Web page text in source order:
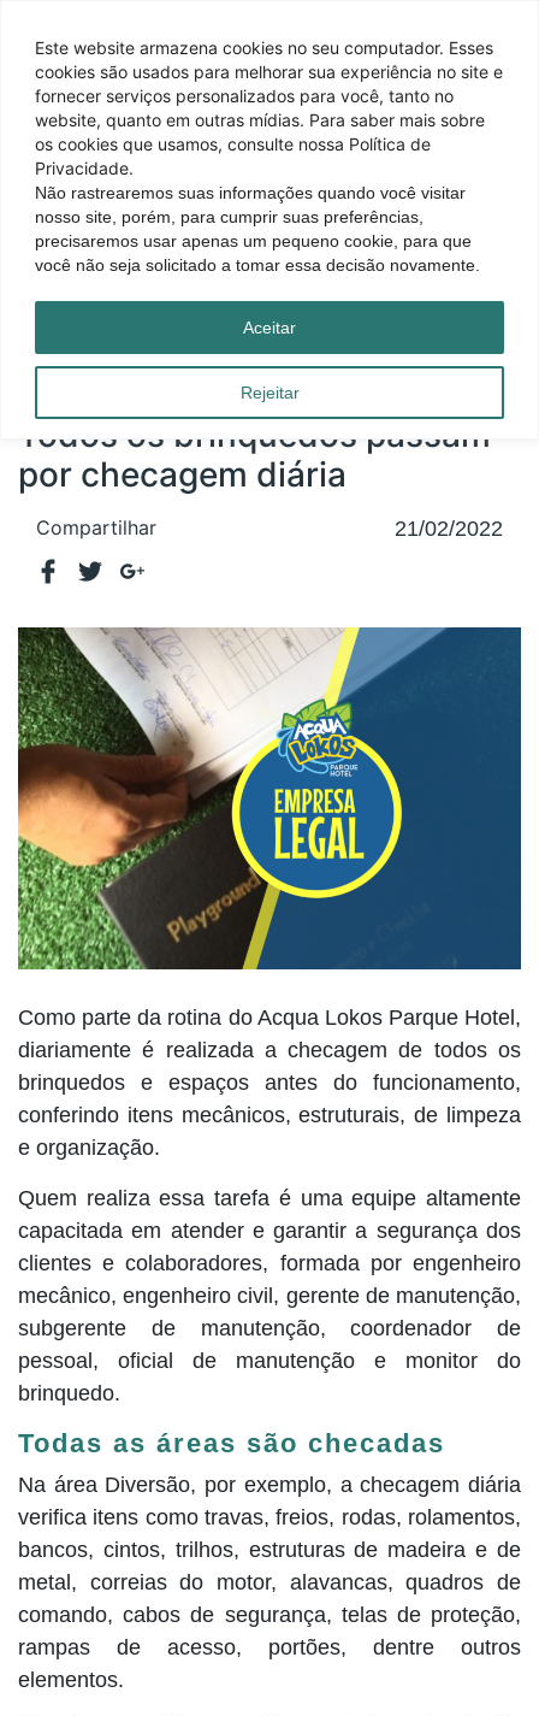
Este website armazena cookies no seu computador. Esses
cookies são usados ​​para melhorar sua experiência no site e
fornecer serviços personalizados para você, tanto no
website, quanto em outras mídias. Para saber mais sobre
os cookies que usamos, consulte nossa Política de
Privacidade.
Não rastrearemos suas informações quando você visitar
nosso site, porém, para cumprir suas preferências,
precisaremos usar apenas um pequeno cookie, para que
você não seja solicitado a tomar essa decisão novamente.
Rejeitar
Aceitar
Página inicial|Blog|Todos os brinquedos passam por checagem diária
Todos os brinquedos passam
por checagem diária
Compartilhar 21/02/2022
Como parte da rotina do Acqua Lokos Parque Hotel,
diariamente é realizada a checagem de todos os
brinquedos e espaços antes do funcionamento,
conferindo itens mecânicos, estruturais, de limpeza
e organização.
Quem realiza essa tarefa é uma equipe altamente
capacitada em atender e garantir a segurança dos
clientes e colaboradores, formada por engenheiro
mecânico, engenheiro civil, gerente de manutenção,
subgerente de manutenção, coordenador de
pessoal, oficial de manutenção e monitor do
brinquedo.
Todas as áreas são checadas
Na área Diversão, por exemplo, a checagem diária
verifica itens como travas, freios, rodas, rolamentos,
bancos, cintos, trilhos, estruturas de madeira e de
metal, correias do motor, alavancas, quadros de
comando, cabos de segurança, telas de proteção,
rampas de acesso, portões, dentre outros
elementos.